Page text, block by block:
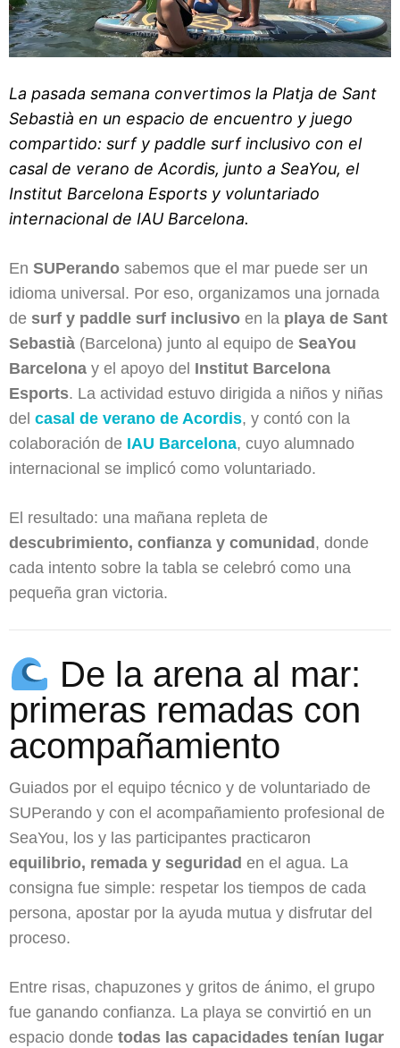
La pasada semana convertimos la Platja de Sant
Sebastià en un espacio de encuentro y juego
compartido: surf y paddle surf inclusivo con el
casal de verano de Acordis, junto a SeaYou, el
Institut Barcelona Esports y voluntariado
internacional de IAU Barcelona.
En SUPerando sabemos que el mar puede ser un
idioma universal. Por eso, organizamos una jornada
de surf y paddle surf inclusivo en la playa de Sant
Sebastià (Barcelona) junto al equipo de SeaYou
Barcelona y el apoyo del Institut Barcelona
Esports. La actividad estuvo dirigida a niños y niñas
del casal de verano de Acordis, y contó con la
colaboración de IAU Barcelona, cuyo alumnado
internacional se implicó como voluntariado.
El resultado: una mañana repleta de
descubrimiento, confianza y comunidad , donde
cada intento sobre la tabla se celebró como una
pequeña gran victoria.
De la arena al mar:
primeras remadas con
acompañamiento
Guiados por el equipo técnico y de voluntariado de
SUPerando y con el acompañamiento profesional de
SeaYou, los y las participantes practicaron
equilibrio, remada y seguridad en el agua. La
consigna fue simple: respetar los tiempos de cada
persona, apostar por la ayuda mutua y disfrutar del
proceso.
Entre risas, chapuzones y gritos de ánimo, el grupo
fue ganando confianza. La playa se convirtió en un
espacio donde todas las capacidades tenían lugar